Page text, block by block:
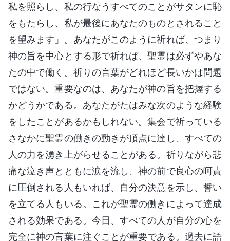
私を照らし、私の行なうすべてのことがサタンに恥
をもたらし、私が最後にあなたのものとされること
を望みます」。あなたがこのように祈れば、つまり
神の旨を中心とする形で祈れば、聖霊は必ずやあな
たの中で働く。祈りの言葉がどれほど長いかは問題
ではない。重要なのは、あなたが神の旨を把握する
かどうかである。あなたがたはみな次のような経験
をしたことがあるかもしれない。集会で祈っている
さなかに聖霊の働きの動きが頂点に達し、すべての
人の力を湧き上がらせることがある。祈りながら悲
痛な泣き声とともに涙を流し、神の前で良心の呵責
に圧倒される人もいれば、自分の決意を示し、誓い
を立てる人もいる。これが聖霊の働きによって達成
される効果である。今日、すべての人が自分の心を
完全に神の言葉に注ぐことが重要である。過去に語